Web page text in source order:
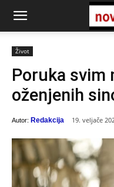
Život
Poruka svim
oženjenih
Autor: Redakcija 19. veljače